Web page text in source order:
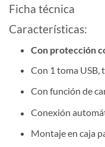
Ficha técnica
Características:
Con protección
Con 1 toma USB,
Con función de
Conexión
Montaje en caja